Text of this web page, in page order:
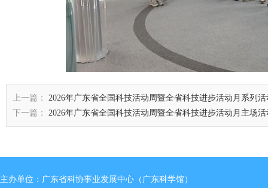
上一篇：
2026年广东省全国科技活动周暨全省科技进步活动月系列
下一篇：
2026年广东省全国科技活动周暨全省科技进步活动月主场
主办单位：广东省科协事业发展中心（广东科学馆）